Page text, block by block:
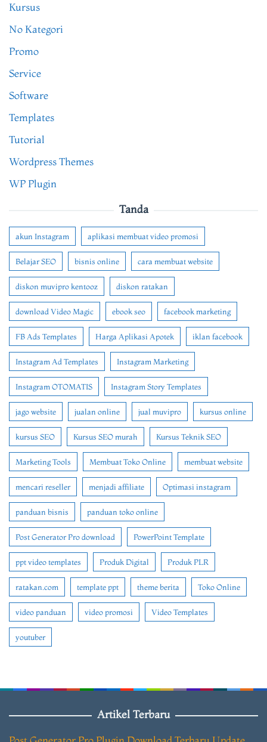
Kursus
No Kategori
Promo
Service
Software
Templates
Tutorial
Wordpress Themes
WP Plugin
Tanda
akun Instagram aplikasi membuat video promosi
Belajar SEO bisnis online cara membuat website
diskon muvipro kentooz diskon ratakan
download Video Magic ebook seo facebook marketing
FB Ads Templates Harga Aplikasi Apotek iklan facebook
Instagram Ad Templates Instagram Marketing
Instagram OTOMATIS Instagram Story Templates
jago website jualan online jual muvipro kursus online
kursus SEO Kursus SEO murah Kursus Teknik SEO
Marketing Tools Membuat Toko Online membuat website
mencari reseller menjadi affiliate Optimasi instagram
panduan bisnis panduan toko online
Post Generator Pro download PowerPoint Template
ppt video templates Produk Digital Produk PLR
ratakan.com template ppt theme berita Toko Online
video panduan video promosi Video Templates
youtuber
Artikel Terbaru